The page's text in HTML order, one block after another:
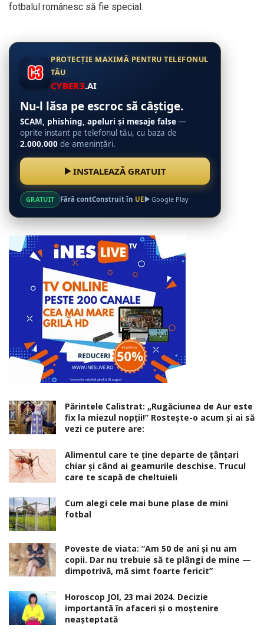
fotbalul românesc să fie special.
PROTECȚIE MAXIMĂ PENTRU TELEFONUL
TĂU
CYBER3.AI
Nu-l lăsa pe escroc să câștige.
SCAM, phishing, apeluri și mesaje false —
oprite instant pe telefonul tău, cu baza de
2.000.000 de amenințări.
INSTALEAZĂ GRATUIT
GRATUIT Fără contConstruit în UE Google Play
Părintele Calistrat: „Rugăciunea de Aur este
fix la miezul nopţii!” Rosteşte-o acum şi ai să
vezi ce putere are:
Alimentul care te ține departe de țânțari
chiar și când ai geamurile deschise. Trucul
care te scapă de cheltuieli
Cum alegi cele mai bune plase de mini
fotbal
Poveste de viata: “Am 50 de ani și nu am
copii. Dar nu trebuie să te plângi de mine —
dimpotrivă, mă simt foarte fericit”
Horoscop JOI, 23 mai 2024. Decizie
importantă în afaceri şi o moştenire
neaşteptată